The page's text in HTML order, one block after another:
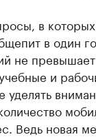
в
в один
не
и
уделять
Ведь новая